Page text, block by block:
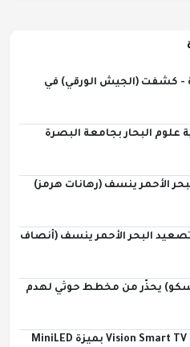
- كشفت (الجيش الورقي) في
علوم البحار بجامعة البصرة
الأحمر ينسف (رهانات هرمز)
تصعيد البحر الأحمر ينسف (أنصاف
يحذّر من مخطط حوثي لهدم
هواوي تطلق تلفزيون Vision Smart TV 6 SE RGB بميزة MiniLED